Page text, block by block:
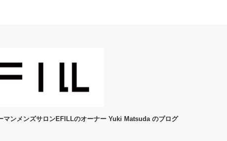
マンメンズサロンEFILLのオーナー Yuki Matsuda のブログ